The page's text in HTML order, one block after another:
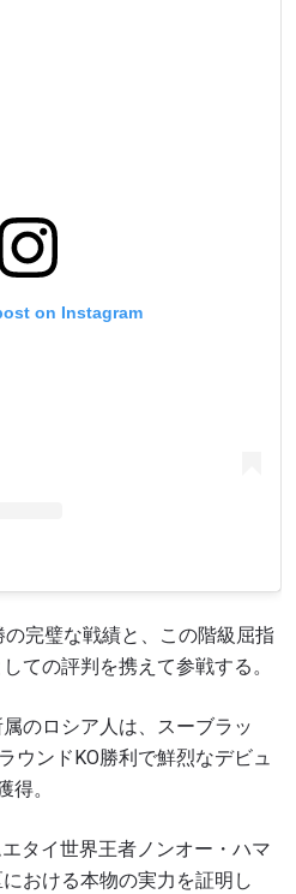
on Instagram
完璧な戦績と、この階級屈指
ての評判を携えて参戦する。
のロシア人は、スーブラッ
ウンドKO勝利で鮮烈なデビュ
得。
タイ世界王者ノンオー・ハマ
おける本物の実力を証明し
を見る
とどこでも一緒！ 最新ニ
、ライブイベントの最高の
すぐ登録を！
）
購読